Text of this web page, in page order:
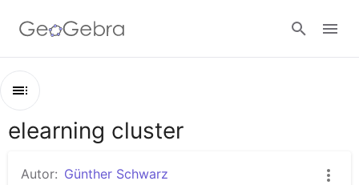
Google Classroom
GeoGebra Classroom
Kapitel
elearning cluster
Autor: Günther Schwarz